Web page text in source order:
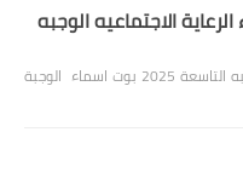
الاجتماعيه الوجبه
رابط محرك بحث اسماء الرعاية الاجتماعيه الوجبه التاسعة 2025 بوت اسماء الوجبة